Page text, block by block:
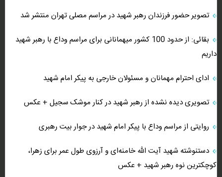
تصویر حضور فرزندان رهبر شهید در مراسم مصلی تهران منتشر شد
بقائی: از حدود 100 کشور میهمانانی برای مراسم وداع با رهبر شهید
داریم
ادای احترام مهمانان و مسئولان خارجی به پیکر امام شهید
تصویری دیده نشده از رهبر شهید در کنار موشک سجیل + عکس
روایتی از مراسم وداع با پیکر امام شهید در جوار بیت رهبری
دستنوشته شهید آیت الله خامنه‌ای و آرزوی طول عمر برای زهرا،
کوچکترین نوه رهبر شهید + عکس